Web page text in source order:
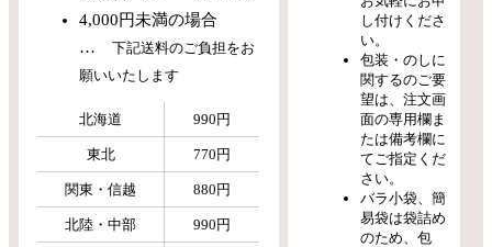
4,000円未満の場合
… 下記送料のご負担をお
願いいたします
北海道 990円
東北 770円
関東・信越 880円
北陸・中部 990円
し付けくださ
い。
包装・のしに
関するのご要
望は、注文画
面の専用欄ま
たは備考欄に
てご指定くだ
さい。
バラ小袋、簡
易袋は袋詰め
のため、包